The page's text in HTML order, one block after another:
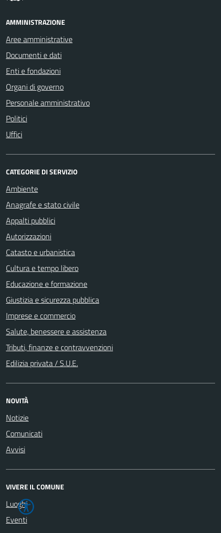
AMMINISTRAZIONE
Aree amministrative
Documenti e dati
Enti e fondazioni
Organi di governo
Personale amministrativo
Politici
Uffici
CATEGORIE DI SERVIZIO
Ambiente
Anagrafe e stato civile
Appalti pubblici
Autorizzazioni
Catasto e urbanistica
Cultura e tempo libero
Educazione e formazione
Giustizia e sicurezza pubblica
Imprese e commercio
Salute, benessere e assistenza
Tributi, finanze e contravvenzioni
Edilizia privata / S.U.E.
NOVITÀ
Notizie
Comunicati
Avvisi
VIVERE IL COMUNE
Luoghi
Eventi